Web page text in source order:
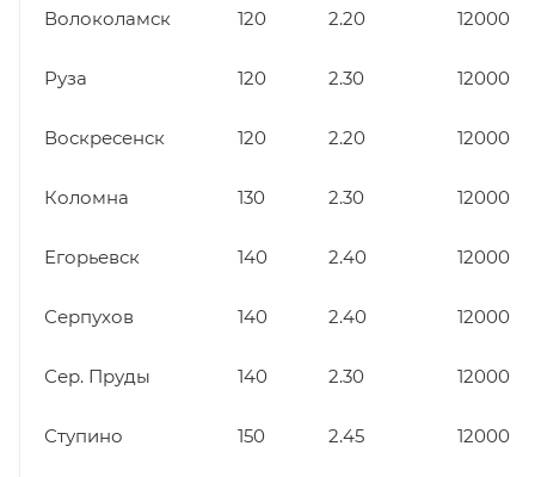
Волоколамск 120 2.20 12000
Руза 120 2.30 12000
Воскресенск 120 2.20 12000
Коломна 130 2.30 12000
Егорьевск 140 2.40 12000
Серпухов 140 2.40 12000
Сер. Пруды 140 2.30 12000
Ступино 150 2.45 12000